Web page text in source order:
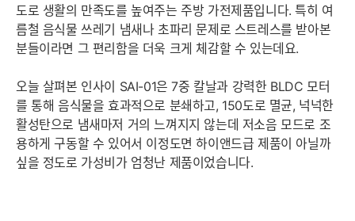
도로 생활의 만족도를 높여주는 주방 가전제품입니다. 특히 여
름철 음식물 쓰레기 냄새나 초파리 문제로 스트레스를 받아본
분들이라면 그 편리함을 더욱 크게 체감할 수 있는데요.
오늘 살펴본 인사이 SAI-01은 7중 칼날과 강력한 BLDC 모터
를 통해 음식물을 효과적으로 분쇄하고, 150도로 멸균, 넉넉한
활성탄으로 냄새마저 거의 느껴지지 않는데 저소음 모드로 조
용하게 구동할 수 있어서 이정도면 하이앤드급 제품이 아닐까
싶을 정도로 가성비가 엄청난 제품이었습니다.